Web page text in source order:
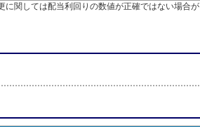
関しては配当利回りの数値が正確ではない場合が